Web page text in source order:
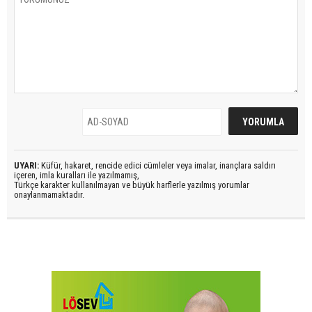
UYARI: Küfür, hakaret, rencide edici cümleler veya imalar, inançlara saldırı
içeren, imla kuralları ile yazılmamış,
Türkçe karakter kullanılmayan ve büyük harflerle yazılmış yorumlar
onaylanmamaktadır.